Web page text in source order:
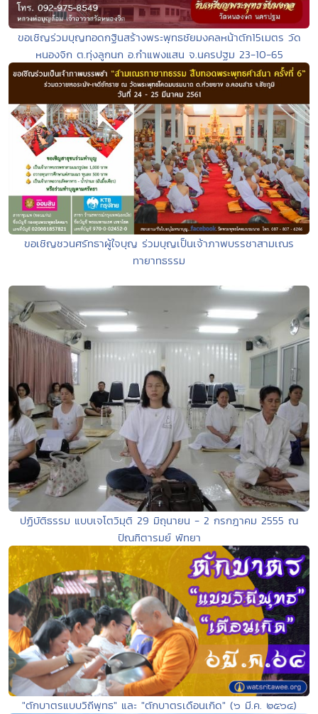
ขอเชิญร่วมบุญทอดกฐินสร้างพระพุทธชัยมงคลหน้าตัก15เมตร วัด
หนองจิก ต.ทุ่งลูกนก อ.กำแพงแสน จ.นครปฐม 23-10-65
ขอเชิญชวนศรัทธาผู้ใจบุญ ร่วมบุญเป็นเจ้าภาพบรรชาสามเณร
ทายาทธรรม
ปฏิบัติธรรม แบบเจโตวิมุติ 29 มิถุนายน - 2 กรกฎาคม 2555 ณ
ปัณฑิตารมย์ พัทยา
"ตักบาตรแบบวิถีพุทธ" และ "ตักบาตรเดือนเกิด" (๖ มี.ค. ๒๕๖๔)